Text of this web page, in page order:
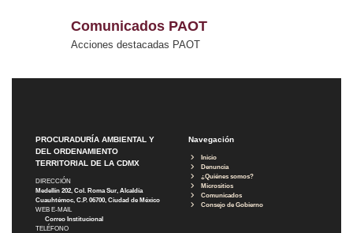
Comunicados PAOT
Acciones destacadas PAOT
PROCURADURÍA AMBIENTAL Y
DEL ORDENAMIENTO
TERRITORIAL DE LA CDMX
DIRECCIÓN
Medellín 202, Col. Roma Sur, Alcaldía
Cuauhtémoc, C.P. 06700, Ciudad de México
WEB E-MAIL
Correo Institucional
TELÉFONO
Navegación
Inicio
Denuncia
¿Quiénes somos?
Micrositios
Comunicados
Consejo de Gobierno